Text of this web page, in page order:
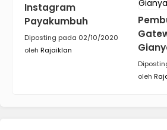
Instagram
Payakumbuh
Diposting pada 02/10/2020
oleh Rajaiklan
oleh